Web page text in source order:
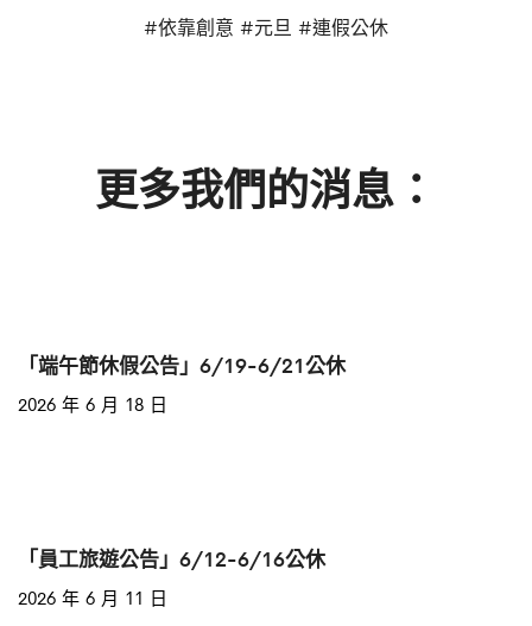
#依靠創意 #元旦 #連假公休
更多我們的消息：
「端午節休假公告」6/19-6/21公休
2026 年 6 月 18 日
「員工旅遊公告」6/12-6/16公休
2026 年 6 月 11 日